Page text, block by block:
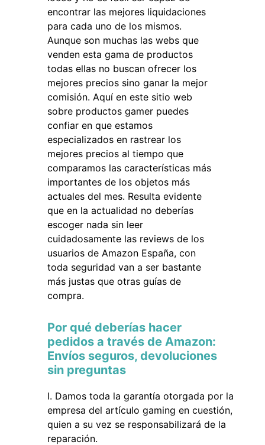
encontrar las mejores liquidaciones
para cada uno de los mismos.
Aunque son muchas las webs que
venden esta gama de productos
todas ellas no buscan ofrecer los
mejores precios sino ganar la mejor
comisión. Aquí en este sitio web
sobre productos gamer puedes
confiar en que estamos
especializados en rastrear los
mejores precios al tiempo que
comparamos las características más
importantes de los objetos más
actuales del mes. Resulta evidente
que en la actualidad no deberías
escoger nada sin leer
cuidadosamente las reviews de los
usuarios de Amazon España, con
toda seguridad van a ser bastante
más justas que otras guías de
compra.
Por qué deberías hacer
pedidos a través de Amazon:
Envíos seguros, devoluciones
sin preguntas
Damos toda la garantía otorgada por la
empresa del artículo gaming en cuestión,
quien a su vez se responsabilizará de la
reparación.